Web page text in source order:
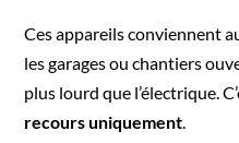
Ces appareils conviennent
les garages ou chantiers
plus lourd que l’électrique.
recours uniquement.